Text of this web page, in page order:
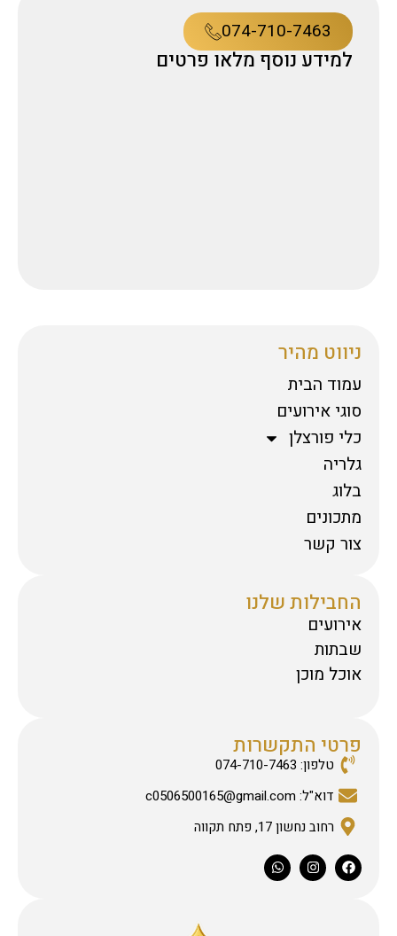
074-710-7463
למידע נוסף מלאו פרטים
ניווט מהיר
עמוד הבית
סוגי אירועים
כלי פורצלן
גלריה
בלוג
מתכונים
צור קשר
החבילות שלנו
אירועים
שבתות
אוכל מוכן
פרטי התקשרות
טלפון: 074-710-7463
דוא"ל: c0506500165@gmail.com
רחוב נחשון 17, פתח תקווה